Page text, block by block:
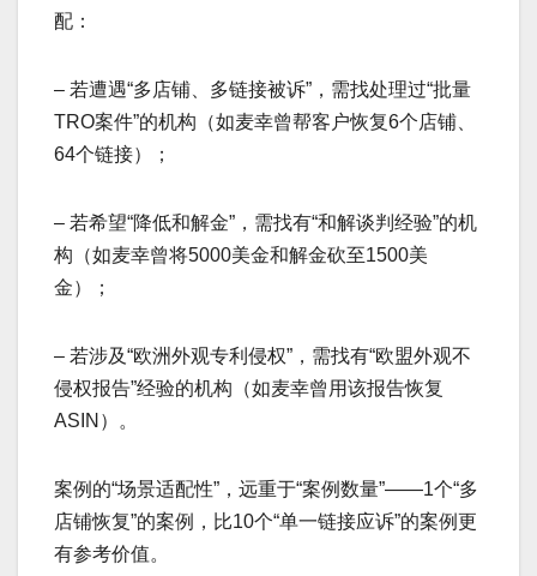
配：
– 若遭遇“多店铺、多链接被诉”，需找处理过“批量
TRO案件”的机构（如麦幸曾帮客户恢复6个店铺、
64个链接）；
– 若希望“降低和解金”，需找有“和解谈判经验”的机
构（如麦幸曾将5000美金和解金砍至1500美
金）；
– 若涉及“欧洲外观专利侵权”，需找有“欧盟外观不
侵权报告”经验的机构（如麦幸曾用该报告恢复
ASIN）。
案例的“场景适配性”，远重于“案例数量”——1个“多
店铺恢复”的案例，比10个“单一链接应诉”的案例更
有参考价值。